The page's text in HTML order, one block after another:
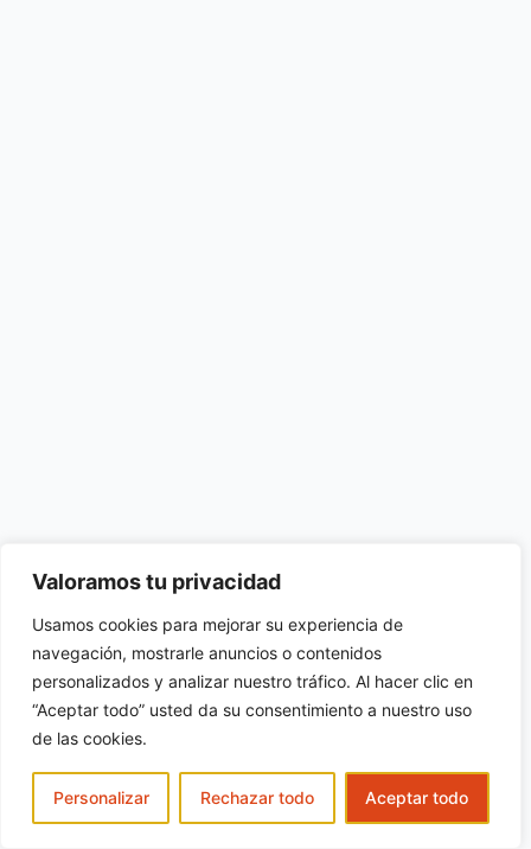
Valoramos tu privacidad
Usamos cookies para mejorar su experiencia de
navegación, mostrarle anuncios o contenidos
personalizados y analizar nuestro tráfico. Al hacer clic en
“Aceptar todo” usted da su consentimiento a nuestro uso
de las cookies.
Personalizar Rechazar todo Aceptar todo